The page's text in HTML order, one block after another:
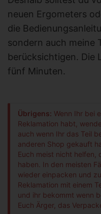
neuen Ergometers
die
sondern auch meine
berücksichtigen. Die
fünf Minuten.
Übrigens: Wenn Ihr bei
Reklamation habt,
auch wenn Ihr das Teil
anderen Shop gekauft
Euch meist nicht helfen,
haben. In den meisten
wieder einpacken und
Reklamation mit einem
und ihr bekommt wenn
Euch Ärger, das